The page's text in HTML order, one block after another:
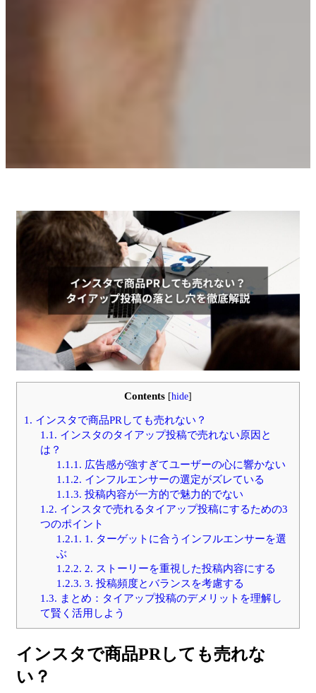
Contents [hide]
1. インスタで商品PRしても売れない？
1.1. インスタのタイアップ投稿で売れない原因と
は？
1.1.1. 広告感が強すぎてユーザーの心に響かない
1.1.2. インフルエンサーの選定がズレている
1.1.3. 投稿内容が一方的で魅力的でない
1.2. インスタで売れるタイアップ投稿にするための3
つのポイント
1.2.1. 1. ターゲットに合うインフルエンサーを選
ぶ
1.2.2. 2. ストーリーを重視した投稿内容にする
1.2.3. 3. 投稿頻度とバランスを考慮する
1.3. まとめ：タイアップ投稿のデメリットを理解し
て賢く活用しよう
インスタで商品PRしても売れな
い？